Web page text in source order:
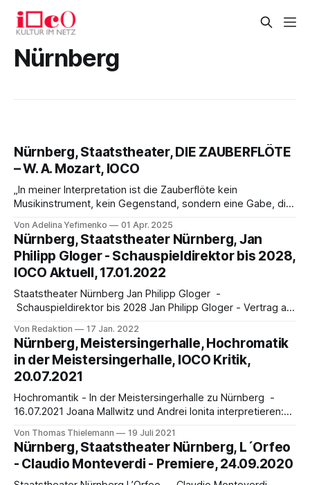
Nürnberg
Nürnberg, Staatstheater, DIE ZAUBERFLÖTE
– W. A. Mozart, IOCO
„In meiner Interpretation ist die Zauberflöte kein
Musikinstrument, kein Gegenstand, sondern eine Gabe, die
zu finden“. (Goyo Montero)
Von Adelina Yefimenko 01 Apr. 2025
Nürnberg, Staatstheater Nürnberg, Jan
Philipp Gloger - Schauspieldirektor bis 2028,
IOCO Aktuell, 17.01.2022
Staatstheater Nürnberg Jan Philipp Gloger -
Schauspieldirektor bis 2028 Jan Philipp Gloger - Vertrag als
2028 verlängert. Den Beschluss des Stiftungsrats teilte
dessen Vorsitzender, Bayerischer Kunstminister Bernd
Sibler, in München mit. Gloger, der der Schauspielsparte im
Staatstheater Nürnberg, Bayerns größtem
Mehrspartenhaus, seit der Spielzeit 2018/19
Von Redaktion 17 Jan. 2022
Nürnberg, Meistersingerhalle, Hochromatik
in der Meistersingerhalle, IOCO Kritik,
20.07.2021
Hochromantik - In der Meistersingerhalle zu Nürnberg -
16.07.2021 Joana Mallwitz und Andrei Ionita interpretieren:
Bartholdy - Vierte Symphonie a-Dur „Italienische“ op.90 von
Thomas Thielemann Die Nürnberger Meistersingerhalle, in
den 1960-Jahren als Konzerthaus erbaut, verfügt im Großen
Saal über eine Fläche
Von Thomas Thielemann 19 Juli 2021
Nürnberg, Staatstheater Nürnberg, L´Orfeo
- Claudio Monteverdi - Premiere, 24.09.2020